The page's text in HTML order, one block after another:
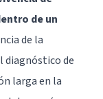
de un
de la
diagnóstico de
larga en la